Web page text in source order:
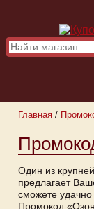
Главная /
Один из
предлагает
сможете удачно
Промокод